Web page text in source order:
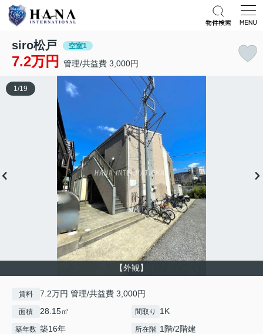
siro松戸 空室1
7.2万円 管理/共益費 3,000円
【外観】
1/19
賃料 7.2万円 管理/共益費 3,000円
面積 28.15㎡ 間取り 1K
築年数 築16年 所在階 1階/2階建